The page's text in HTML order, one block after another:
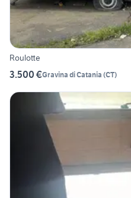
Roulotte
3.500 €Gravina di Catania (CT)